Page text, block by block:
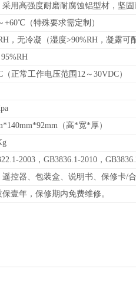
采用高强度耐磨耐腐蚀铝型材，坚固
+60℃（特殊要求需定制）
，无冷凝（湿度>90%RH，凝露可
（正常工作电压范围12～30VDC）
（高*宽*厚）
2003，GB3836.1-2010，
遥控器、包装盒、说明书、保修卡/
壹年，保修期内免费维修。